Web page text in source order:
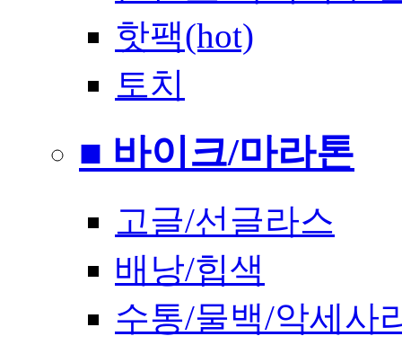
핫팩(hot)
토치
■ 바이크/마라톤
고글/선글라스
배낭/힙색
수통/물백/악세사